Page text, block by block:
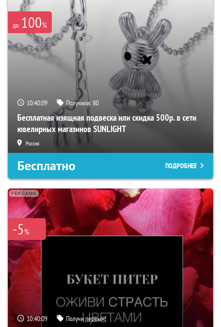
до 100%
10:40:08 Получили:80
Бесплатная изящная подвеска или скидка 500р. в сети
ювелирных магазинов SUNLIGHT
Россия
Бесплатно ПОДРОБНЕЕ
-5%
10:40:08 Получи первым!